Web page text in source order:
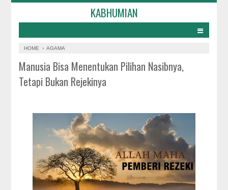
KABHUMIAN
HOME ›AGAMA
Manusia Bisa Menentukan Pilihan Nasibnya,
Tetapi Bukan Rejekinya